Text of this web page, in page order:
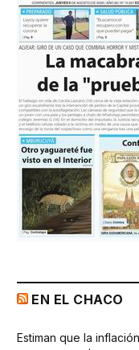
EN EL CHACO
Estiman que la